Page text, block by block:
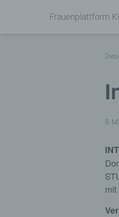
Frauenplattform
«
8.